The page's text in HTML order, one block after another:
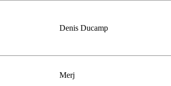
Denis Ducamp
Merj